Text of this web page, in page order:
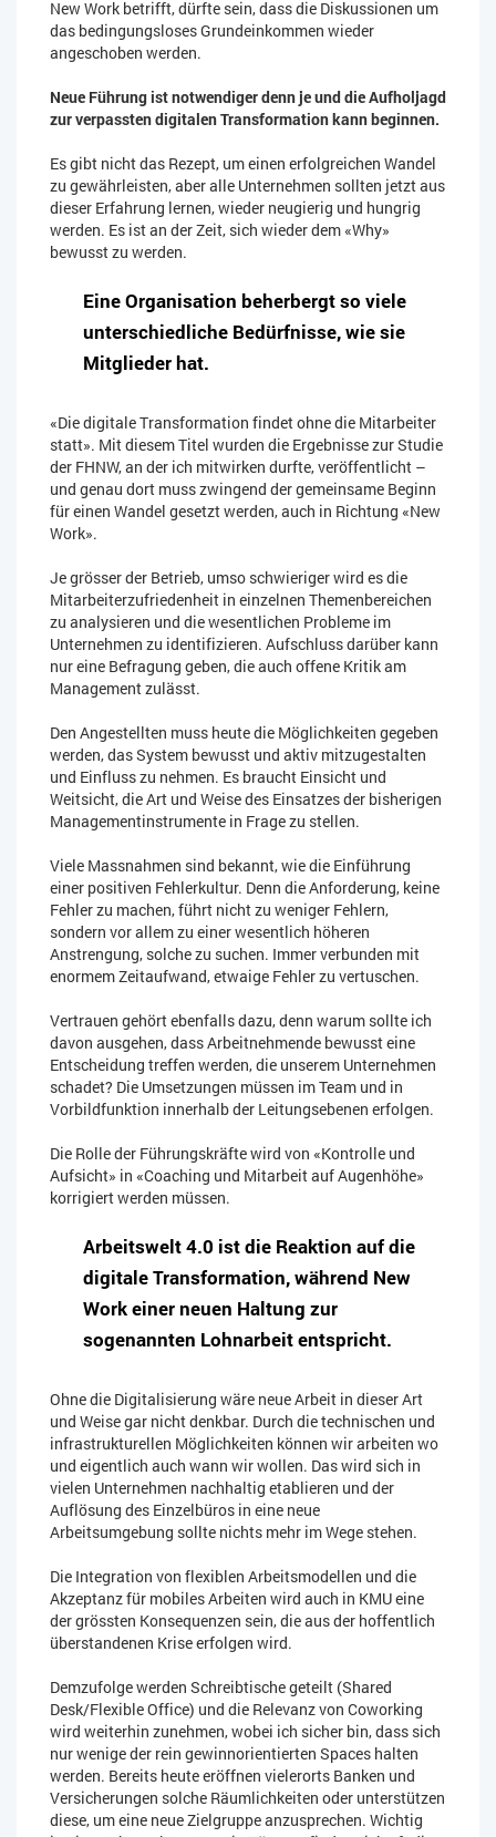
New Work betrifft, dürfte sein, dass die Diskussionen um
das bedingungsloses Grundeinkommen wieder
angeschoben werden.
Neue Führung ist notwendiger denn je und die Aufholjagd
zur verpassten digitalen Transformation kann beginnen.
Es gibt nicht das Rezept, um einen erfolgreichen Wandel
zu gewährleisten, aber alle Unternehmen sollten jetzt aus
dieser Erfahrung lernen, wieder neugierig und hungrig
werden. Es ist an der Zeit, sich wieder dem «Why»
bewusst zu werden.
Eine Organisation beherbergt so viele
unterschiedliche Bedürfnisse, wie sie
Mitglieder hat.
«Die digitale Transformation findet ohne die Mitarbeiter
statt». Mit diesem Titel wurden die Ergebnisse zur Studie
der FHNW, an der ich mitwirken durfte, veröffentlicht –
und genau dort muss zwingend der gemeinsame Beginn
für einen Wandel gesetzt werden, auch in Richtung «New
Work».
Je grösser der Betrieb, umso schwieriger wird es die
Mitarbeiterzufriedenheit in einzelnen Themenbereichen
zu analysieren und die wesentlichen Probleme im
Unternehmen zu identifizieren. Aufschluss darüber kann
nur eine Befragung geben, die auch offene Kritik am
Management zulässt.
Den Angestellten muss heute die Möglichkeiten gegeben
werden, das System bewusst und aktiv mitzugestalten
und Einfluss zu nehmen. Es braucht Einsicht und
Weitsicht, die Art und Weise des Einsatzes der bisherigen
Managementinstrumente in Frage zu stellen.
Viele Massnahmen sind bekannt, wie die Einführung
einer positiven Fehlerkultur. Denn die Anforderung, keine
Fehler zu machen, führt nicht zu weniger Fehlern,
sondern vor allem zu einer wesentlich höheren
Anstrengung, solche zu suchen. Immer verbunden mit
enormem Zeitaufwand, etwaige Fehler zu vertuschen.
Vertrauen gehört ebenfalls dazu, denn warum sollte ich
davon ausgehen, dass Arbeitnehmende bewusst eine
Entscheidung treffen werden, die unserem Unternehmen
schadet? Die Umsetzungen müssen im Team und in
Vorbildfunktion innerhalb der Leitungsebenen erfolgen.
Die Rolle der Führungskräfte wird von «Kontrolle und
Aufsicht» in «Coaching und Mitarbeit auf Augenhöhe»
korrigiert werden müssen.
Arbeitswelt 4.0 ist die Reaktion auf die
digitale Transformation, während New
Work einer neuen Haltung zur
sogenannten Lohnarbeit entspricht.
Ohne die Digitalisierung wäre neue Arbeit in dieser Art
und Weise gar nicht denkbar. Durch die technischen und
infrastrukturellen Möglichkeiten können wir arbeiten wo
und eigentlich auch wann wir wollen. Das wird sich in
vielen Unternehmen nachhaltig etablieren und der
Auflösung des Einzelbüros in eine neue
Arbeitsumgebung sollte nichts mehr im Wege stehen.
Die Integration von flexiblen Arbeitsmodellen und die
Akzeptanz für mobiles Arbeiten wird auch in KMU eine
der grössten Konsequenzen sein, die aus der hoffentlich
überstandenen Krise erfolgen wird.
Demzufolge werden Schreibtische geteilt (Shared
Desk/Flexible Office) und die Relevanz von Coworking
wird weiterhin zunehmen, wobei ich sicher bin, dass sich
nur wenige der rein gewinnorientierten Spaces halten
werden. Bereits heute eröffnen vielerorts Banken und
Versicherungen solche Räumlichkeiten oder unterstützen
diese, um eine neue Zielgruppe anzusprechen. Wichtig